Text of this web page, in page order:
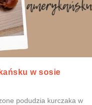
w sosie
podudzia kurczaka w